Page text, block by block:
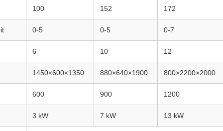
100 152 172
0-5 0-5 0-7
6 10 12
1450×600×1350 880×640×1900 800×2200×2000
600 900 1200
3 kW 7 kW 13 kW